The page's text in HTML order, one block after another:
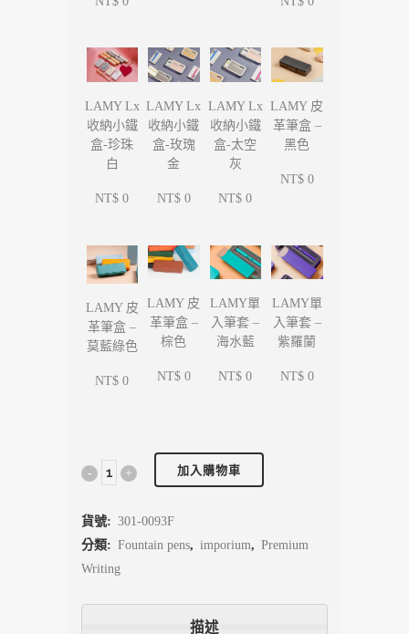
LAMY Lx
收納小鐵
盒-珍珠
白
NT$ 0
LAMY Lx
收納小鐵
盒-玫瑰
金
NT$ 0
LAMY Lx
收納小鐵
盒-太空
灰
NT$ 0
LAMY 皮
革筆盒 –
黑色
NT$ 0
LAMY 皮
革筆盒 –
莫藍綠色
NT$ 0
LAMY 皮
革筆盒 –
棕色
NT$ 0
LAMY單
入筆套 –
海水藍
NT$ 0
LAMY單
入筆套 –
紫羅蘭
NT$ 0
加入購物車
貨號: 301-0093F
分類: Fountain pens, imporium, Premium
Writing
描述